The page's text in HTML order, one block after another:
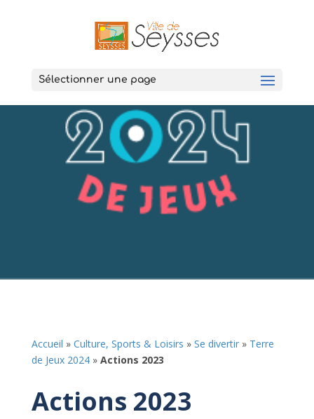
Sélectionner une page
Accueil » Culture, Sports & Loisirs » Se divertir» Terre
de Jeux 2024» Actions 2023
Actions 2023